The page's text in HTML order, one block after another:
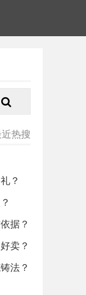
热搜
？
据？
卖？
法？